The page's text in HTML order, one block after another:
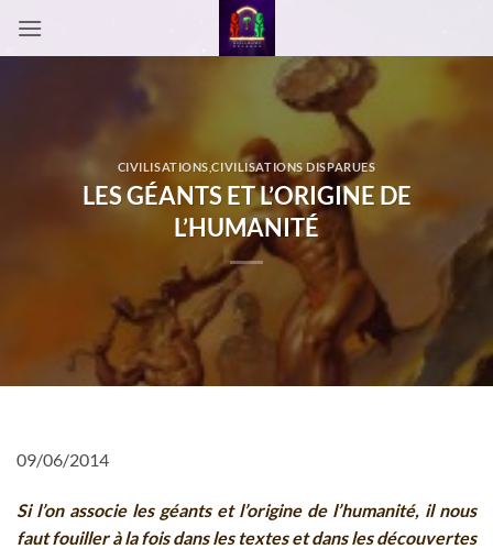
CIVILISATIONS ,CIVILISATIONS DISPARUES
LES GÉANTS ET L’ORIGINE DE
L’HUMANITÉ
09/06/2014
Si l’on associe les géants et l’origine de l’humanité, il nous
faut fouiller à la fois dans les textes et dans les découvertes